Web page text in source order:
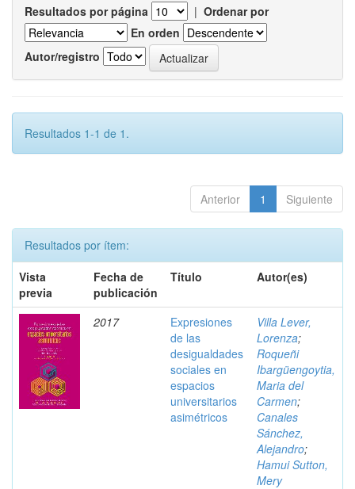
Resultados por página | Ordenar por
En orden
Autor/registro
Resultados 1-1 de 1.
Anterior 1 Siguiente
Resultados por ítem:
Vista
previa
Fecha de
publicación
Título Autor(es)
2017
Expresiones
de las
desigualdades
sociales en
espacios
universitarios
asimétricos
Villa Lever,
Lorenza;
Roqueñi
Ibargüengoytia,
Maria del
Carmen;
Canales
Sánchez,
Alejandro;
Hamui Sutton,
Mery